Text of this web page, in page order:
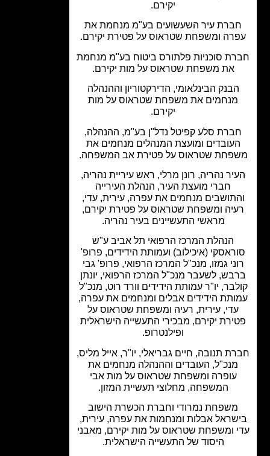
עיר השעשועים בע"מ מנחמת את
ומשפחת שטראוס על פטירת יקירם.
סוכניות פלתורס ביטוח בע"מ מנחמת
את משפחת שטראוס על מות יקירם.
הבנק הבינלאומי, הדירקטוריון וההנהלה
מנחמים את משפחת שטראוס על מות
סלע קפיטל נדל"ן בע"מ, ההנהלה,
ומועצת המנהלים מנחמים את
שטראוס על פטירת אב המשפחה.
נהריה, רונן מרלי, ראש עיריית נהריה,
חברי מועצת העיר, הנהלת העירייה
מנחמים את עפרה, עירית, עדי,
ומשפחת שטראוס על פטירת יקירם,
מראשי התעשיינים בעיר נהריה.
הנהלת המרכז הרפואי תל אביב ע"ש
(איכילוב) ועמותת הידידים, פרופ'
גמזו, מנכ"ל המרכז הרפואי, פרופ' גבי
לשעבר מנכ"ל המרכז הרפואי, יונתן
יו"ר עמותת הידידים וורד רוט, מנכ"ל
הידידים אבלים ומנחמים את עפרה,
עדי, עירית, רעיה ומשפחת שטראוס על
יקירם, מבכירי התעשייה הישראלית
ופילנטרופ.
תנובה, חיים גבריאלי, יו"ר, אייל מליס,
מנכ"ל, העובדים וההנהלה מנחמים את
עופרה ומשפחת שטראוס על מות אבי
המשפחה, מחלוצי תעשיית המזון.
משפחת נמרודי וחברת הכשרת הישוב
אבלות ומנחמות את עפרה, עירית,
ומשפחת שטראוס על מות יקירם, מאבני
היסוד של התעשייה הישראלית.